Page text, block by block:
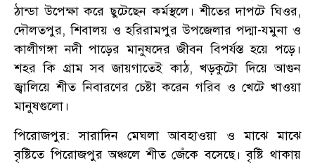
ঠান্ডা উপেক্ষা করে ছুটেছেন কর্মস্থলে। শীতের দাপটে ঘিওর,
দৌলতপুর, শিবালয় ও হরিরামপুর উপজেলার পদ্মা-যমুনা ও
কালীগঙ্গা নদী পাড়ের মানুষদের জীবন বিপর্যস্ত হয়ে পড়ে।
শহর কি গ্রাম সব জায়গাতেই কাঠ, খড়কুটো দিয়ে আগুন
জ্বালিয়ে শীত নিবারণের চেষ্টা করেন গরিব ও খেটে খাওয়া
মানুষগুলো।
পিরোজপুর: সারাদিন মেঘলা আবহাওয়া ও মাঝে মাঝে
বৃষ্টিতে পিরোজপুর অঞ্চলে শীত জেঁকে বসেছে। বৃষ্টি থাকায়